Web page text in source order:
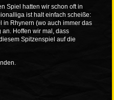
Spiel hatten wir schon oft in
ist halt einfach scheiße:
in Rhynern (wo auch immer das
Hoffen wir mal, dass
Spitzenspiel auf die